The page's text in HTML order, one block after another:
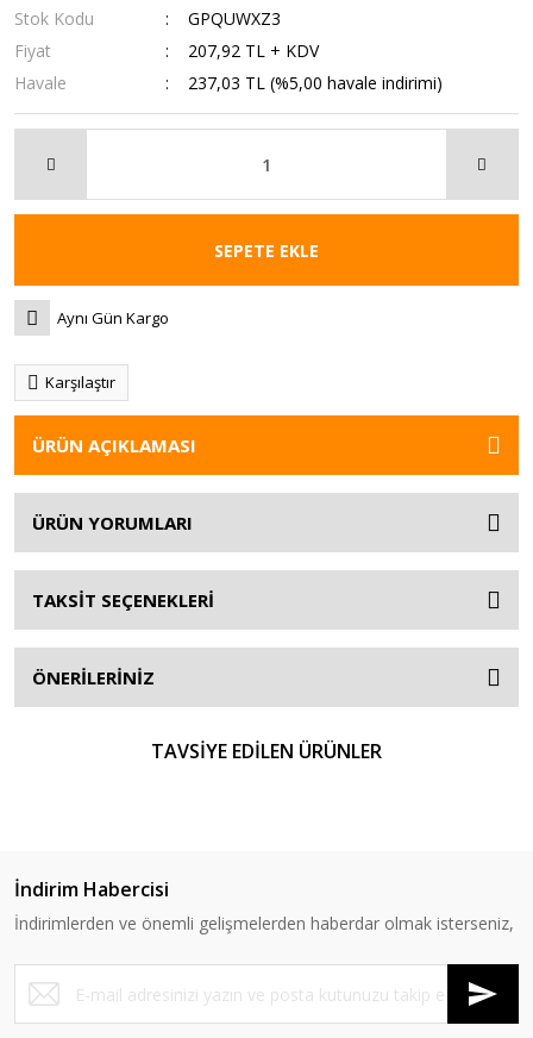
Stok Kodu
GPQUWXZ3
Fiyat
207,92 TL + KDV
Havale
237,03 TL (%5,00 havale indirimi)
SEPETE EKLE
Aynı Gün Kargo
Karşılaştır
ÜRÜN AÇIKLAMASI
ÜRÜN YORUMLARI
TAKSİT SEÇENEKLERİ
ÖNERİLERİNİZ
TAVSİYE EDİLEN ÜRÜNLER
İndirim Habercisi
İndirimlerden ve önemli gelişmelerden haberdar olmak isterseniz,